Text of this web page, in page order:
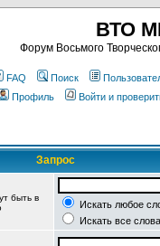
ВТО
Форум Восьмого
FAQ Поиск
Профиль
Войти и
Запрос
быть в
Искать любое
Искать все слова